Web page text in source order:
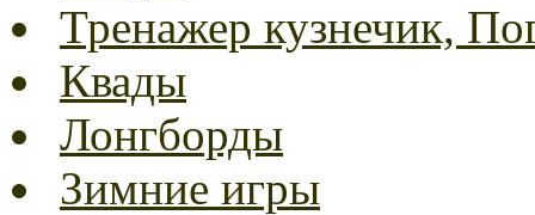
Тренажер кузнечик,
Квады
Лонгборды
Зимние игры